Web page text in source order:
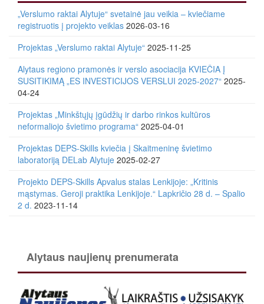
„Verslumo raktai Alytuje“ svetainė jau veikia – kviečiame
registruotis į projekto veiklas 2026-03-16
Projektas „Verslumo raktai Alytuje“ 2025-11-25
Alytaus regiono pramonės ir verslo asociacija KVIEČIA Į
SUSITIKIMĄ „ES INVESTICIJOS VERSLUI 2025-2027“ 2025-
04-24
Projektas „Minkštųjų įgūdžių ir darbo rinkos kultūros
neformaliojo švietimo programa“ 2025-04-01
Projektas DEPS-Skills kviečia į Skaitmeninę švietimo
laboratoriją DELab Alytuje 2025-02-27
Projekto DEPS-Skills Apvalus stalas Lenkijoje: „Kritinis
mąstymas. Geroji praktika Lenkijoje.“ Lapkričio 28 d. – Spalio
2 d. 2023-11-14
Alytaus naujienų prenumerata